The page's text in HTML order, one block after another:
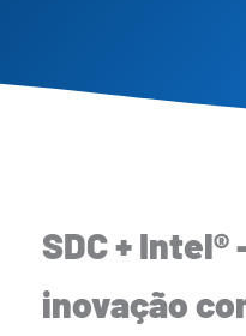
SDC +
inovação